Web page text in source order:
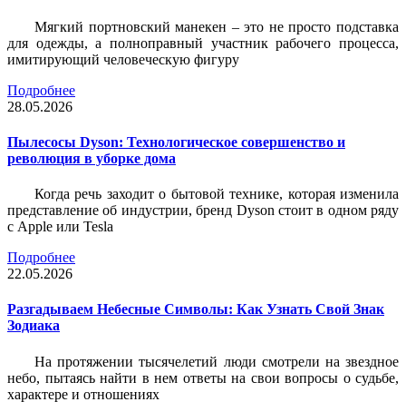
Мягкий портновский манекен – это не просто подставка
для одежды, а полноправный участник рабочего процесса,
имитирующий человеческую фигуру
Подробнее
28.05.2026
Пылесосы Dyson: Технологическое совершенство и
революция в уборке дома
Когда речь заходит о бытовой технике, которая изменила
представление об индустрии, бренд Dyson стоит в одном ряду
с Apple или Tesla
Подробнее
22.05.2026
Разгадываем Небесные Символы: Как Узнать Свой Знак
Зодиака
На протяжении тысячелетий люди смотрели на звездное
небо, пытаясь найти в нем ответы на свои вопросы о судьбе,
характере и отношениях